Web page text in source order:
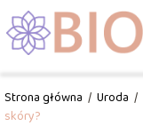
Strona główna / Uroda /
skóry?